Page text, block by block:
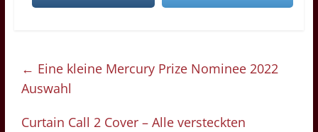
← Eine kleine Mercury Prize Nominee 2022
Auswahl
Curtain Call 2 Cover – Alle versteckten